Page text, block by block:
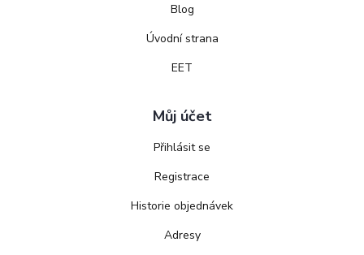
Blog
Úvodní strana
EET
Můj účet
Přihlásit se
Registrace
Historie objednávek
Adresy